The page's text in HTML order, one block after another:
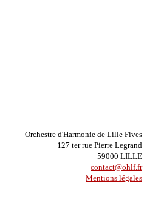
Orchestre d'Harmonie de Lille Fives
127 ter rue Pierre Legrand
59000 LILLE
contact@ohlf.fr
Mentions légales